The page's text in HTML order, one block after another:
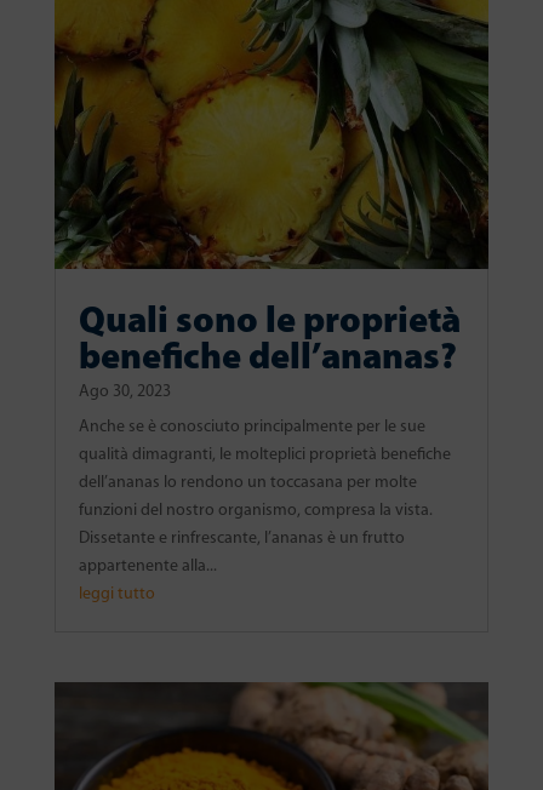
Quali sono le proprietà
benefiche dell’ananas?
Ago 30, 2023
Anche se è conosciuto principalmente per le sue
qualità dimagranti, le molteplici proprietà benefiche
dell’ananas lo rendono un toccasana per molte
funzioni del nostro organismo, compresa la vista.
Dissetante e rinfrescante, l’ananas è un frutto
appartenente alla...
leggi tutto